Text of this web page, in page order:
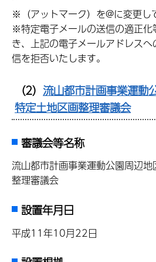
※（アットマーク）を@に変更し
※特定電子メールの送信の適正化
き、上記の電子メールアドレス
信を拒否いたします。
（2） 流山都市計画事業運動
特定土地区画整理審議会
審議会等名称
流山都市計画事業運動公園周辺
整理審議会
設置年月日
平成11年10月22日